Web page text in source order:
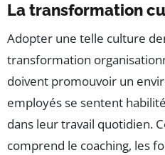
La transformation
Adopter une telle culture
transformation
doivent promouvoir un
employés se sentent
dans leur travail quotidien.
comprend le coaching, les